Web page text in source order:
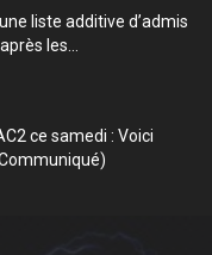
liste additive d’admis
les...
ce samedi : Voici